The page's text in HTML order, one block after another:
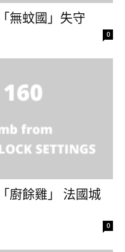
無蚊國」失守
0
廚餘雞」 法國城
0